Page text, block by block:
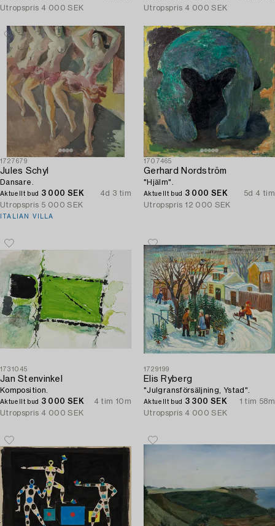
Utropspris 4 000 SEK
Utropspris 4 000 SEK
1727679
Jules Schyl
Dansare.
Aktuellt bud 3 000 SEK
4d 3 tim
Utropspris 5 000 SEK
ITALIAN VILLA
1707465
Gerhard Nordström
"Hjälm".
Aktuellt bud 3 000 SEK
5d 4 tim
Utropspris 12 000 SEK
1731045
Jan Stenvinkel
Komposition.
Aktuellt bud 3 000 SEK
4 tim 10m
Utropspris 4 000 SEK
1729199
Elis Ryberg
"Julgransförsäljning, Ystad".
Aktuellt bud 3 300 SEK
1 tim 58m
Utropspris 4 000 SEK